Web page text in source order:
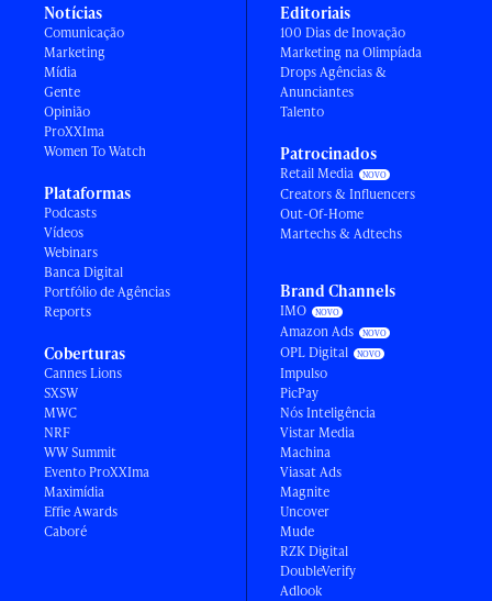
Notícias
Comunicação
Marketing
Mídia
Gente
Opinião
ProXXIma
Women To Watch
Plataformas
Podcasts
Vídeos
Webinars
Banca Digital
Portfólio de Agências
Reports
Coberturas
Cannes Lions
SXSW
MWC
NRF
WW Summit
Evento ProXXIma
Maximídia
Effie Awards
Caboré
Editoriais
100 Dias de Inovação
Marketing na Olimpíada
Drops Agências &
Anunciantes
Talento
Patrocinados
Retail Media
Creators & Influencers
Out-Of-Home
Martechs & Adtechs
Brand Channels
IMO
Amazon Ads
OPL Digital
Impulso
PicPay
Nós Inteligência
Vistar Media
Machina
Viasat Ads
Magnite
Uncover
Mude
RZK Digital
DoubleVerify
Adlook